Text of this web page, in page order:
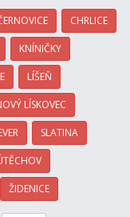
CHRLICE
KNÍNIČKY
LÍŠEŇ
LÍSKOVEC
SLATINA
ŽIDENICE